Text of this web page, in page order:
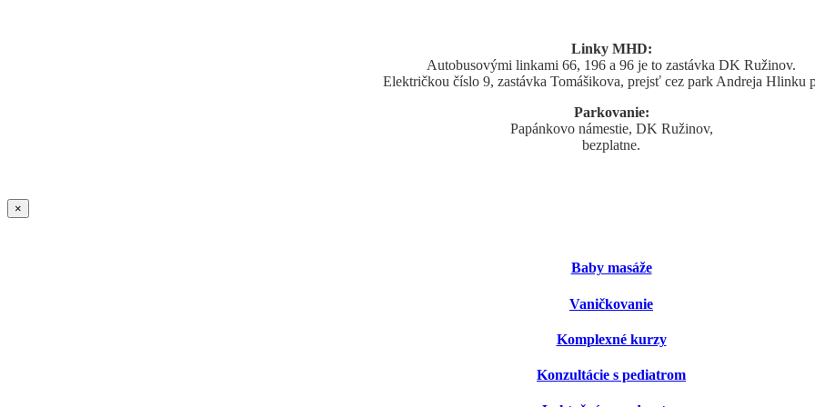
Linky MHD:
Autobusovými linkami 66, 196 a 96 je to zastávka DK Ružinov.
Električkou číslo 9, zastávka Tomášikova, prejsť cez park Andreja Hlinku
Parkovanie:
Papánkovo námestie, DK Ružinov,
bezplatne.
×
Baby masáže
Vaničkovanie
Komplexné kurzy
Konzultácie s pediatrom